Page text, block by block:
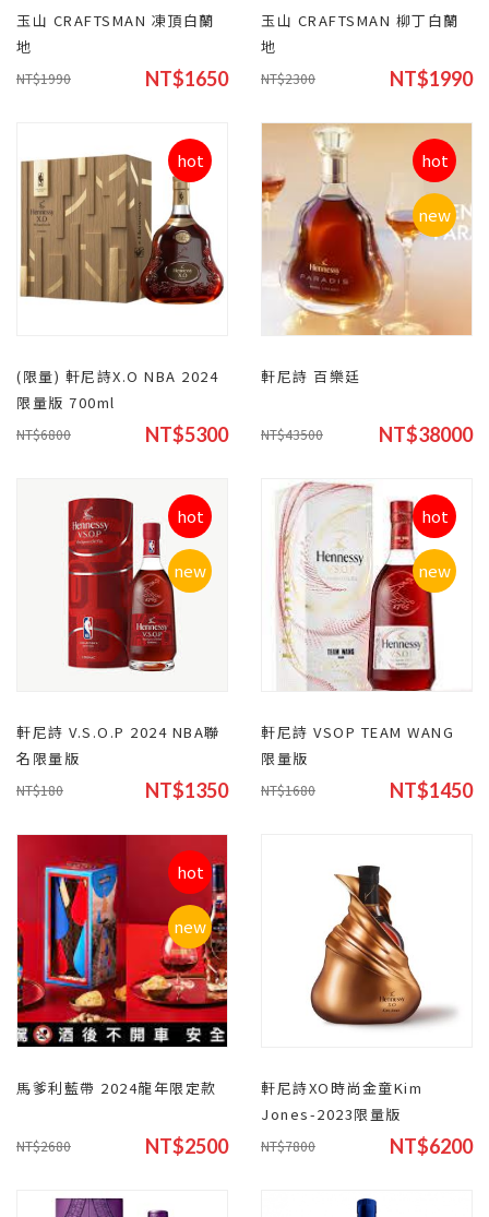
玉山 CRAFTSMAN 凍頂白蘭
地
NT$1990 NT$1650
玉山 CRAFTSMAN 柳丁白蘭
地
NT$2300 NT$1990
hot
(限量) 軒尼詩X.O NBA 2024
限量版 700ml
NT$6800 NT$5300
hot
new
軒尼詩 百樂廷
NT$43500 NT$38000
hot
new
軒尼詩 V.S.O.P 2024 NBA聯
名限量版
NT$180 NT$1350
hot
new
軒尼詩 VSOP TEAM WANG
限量版
NT$1680 NT$1450
hot
new
馬爹利藍帶 2024龍年限定款
NT$2680 NT$2500
軒尼詩XO時尚金童Kim
Jones-2023限量版
NT$7800 NT$6200